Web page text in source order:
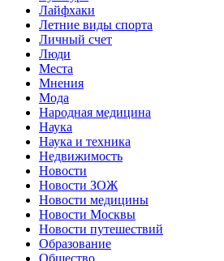
Лайфхаки
Летние виды спорта
Личный счет
Люди
Места
Мнения
Мода
Народная медицина
Наука
Наука и техника
Недвижимость
Новости
Новости ЗОЖ
Новости медицины
Новости Москвы
Новости путешествий
Образование
Общество